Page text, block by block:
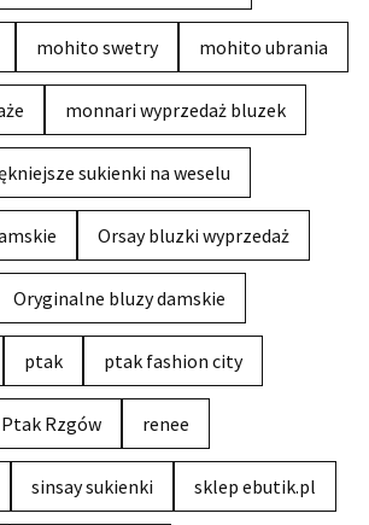
mohito swetry mohito ubrania
monnari wyprzedaż bluzek
sukienki na weselu
Orsay bluzki wyprzedaż
Oryginalne bluzy damskie
ptak ptak fashion city
Ptak Rzgów renee
sinsay sukienki sklep ebutik.pl